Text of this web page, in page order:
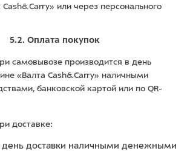
или через персонального
5.2. Оплата покупок
самовывозе производится в день
«Валта Cash&Carry» наличными
банковской картой или по QR-
доставке:
день доставки наличными денежными